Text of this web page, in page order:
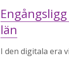
län
I den digitala era